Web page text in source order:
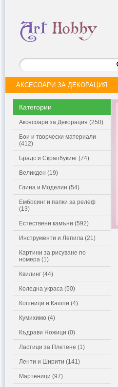
АКСЕСОАРИ ЗА ДЕКОРАЦИЯ
Категории
Аксесоари за Декорация (250)
Бои и творчески материали
(412)
Брадс и Скрапбукинг (74)
Великден (19)
Глина и Моделин (54)
Ембосинг и папки за релеф
(13)
Естествени камъни (592)
Инструменти и Лепила (21)
Картини за рисуване по
номера (1)
Квилинг (44)
Коледна украса (50)
Кошници и Кашпи (4)
Кумихимо (4)
Къдрави Ножици (0)
Ластици за Плетене (1)
Ленти и Ширити (141)
Мартеници (97)